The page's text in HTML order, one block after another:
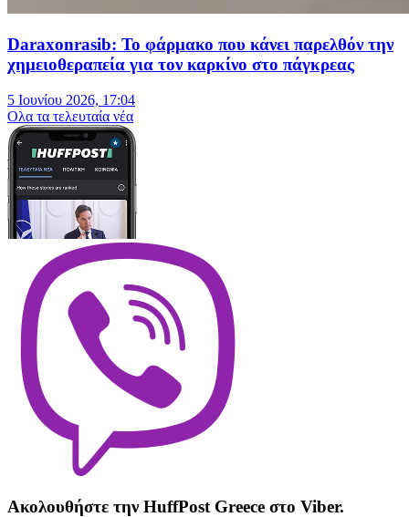
Daraxonrasib: Το φάρμακο που κάνει παρελθόν την
χημειοθεραπεία για τον καρκίνο στο πάγκρεας
5 Ιουνίου 2026, 17:04
Oλα τα τελευταία νέα
Ακολουθήστε την HuffPost Greece στο Viber.